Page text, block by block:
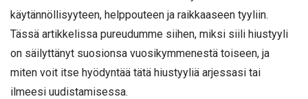
käytännöllisyyteen, helppouteen ja raikkaaseen tyyliin.
Tässä artikkelissa pureudumme siihen, miksi siili hiustyyli
on säilyttänyt suosionsa vuosikymmenestä toiseen, ja
miten voit itse hyödyntää tätä hiustyyliä arjessasi tai
ilmeesi uudistamisessa.